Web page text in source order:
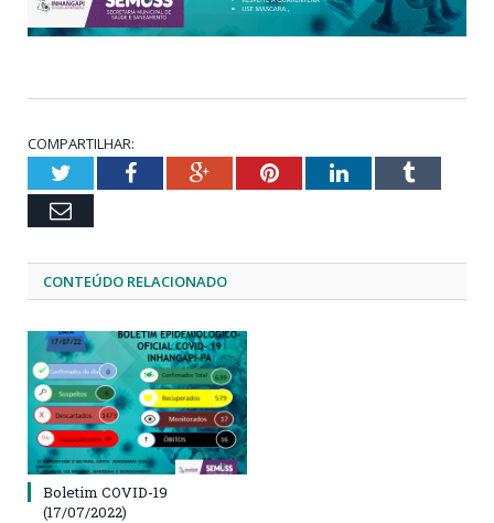
COMPARTILHAR:
TwitterFacebookGoogle+PinterestLinkedInTumblr
Email
CONTEÚDO RELACIONADO
Boletim COVID-19
(17/07/2022)